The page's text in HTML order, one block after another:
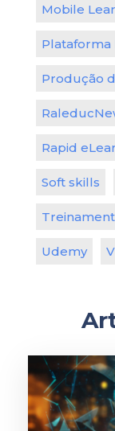
Mobile
Plataforma
Produção
Rapid
Soft skills
Udemy